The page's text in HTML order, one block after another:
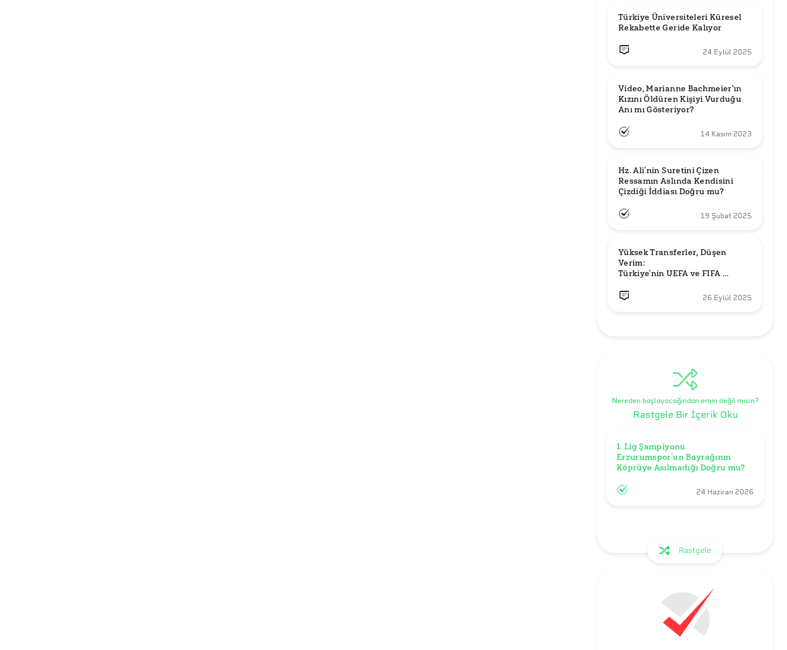
Türkiye Üniversiteleri Küresel
Rekabette Geride Kalıyor
24 Eylül 2025
Video, Marianne Bachmeier'ın
Kızını Öldüren Kişiyi Vurduğu
14 Kasım 2023
Hz. Ali’nin Suretini Çizen
Ressamın Aslında Kendisini
Çizdiği İddiası Doğru mu?
19 Şubat 2025
Yüksek Transferler, Düşen
Verim:
Türkiye’nin UEFA ve FIFA
26 Eylül 2025
Nereden başlayacağından emin değil misin?
Rastgele Bir İçerik Oku
1. Lig Şampiyonu
Erzurumspor’un Bayrağının
Köprüye Asılmadığı Doğru mu?
24 Haziran 2026
Rastgele